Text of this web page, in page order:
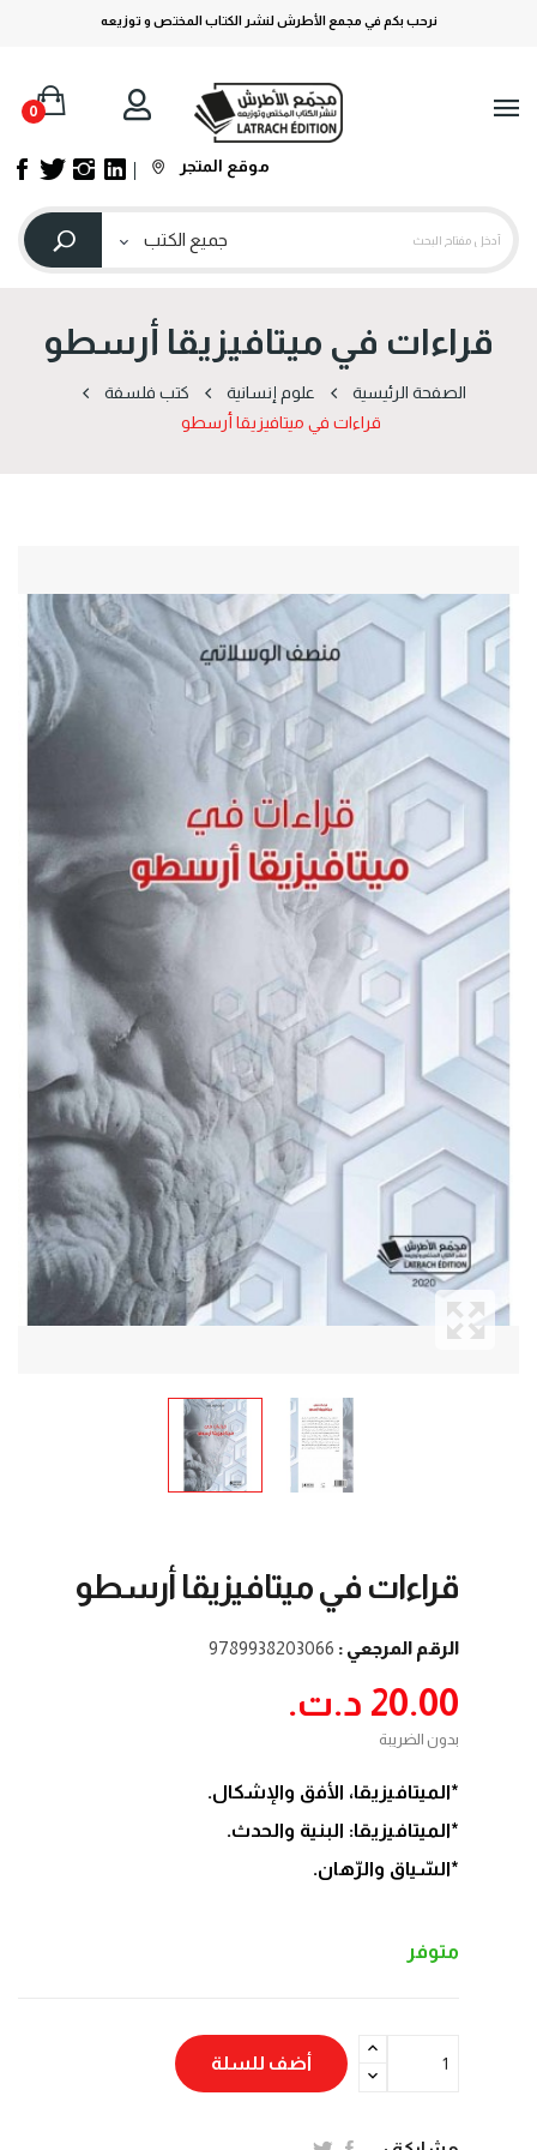
نرحب بكم في مجمع الأطرش لنشر الكتاب المختص و توزيعه
0
موقع المتجر
قراءات في ميتافيزيقا أرسطو
الصفحة الرئيسية علوم إنسانية
كتب فلسفة
قراءات في ميتافيزيقا أرسطو
قراءات في ميتافيزيقا أرسطو
الرقم المرجعي : 9789938203066
20.00 د.ت.‏
بدون الضريبة
*الميتافيزيقا، الأفق والإشكال.
*الميتافيزيقا: البنية والحدث.
*السّياق والرّهان.
متوفر
أضف للسلة